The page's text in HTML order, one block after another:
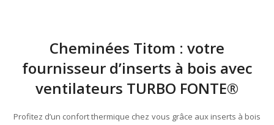
Cheminées Titom : votre
fournisseur d’inserts à bois avec
ventilateurs TURBO FONTE®
Profitez d’un confort thermique chez vous grâce aux inserts à bois